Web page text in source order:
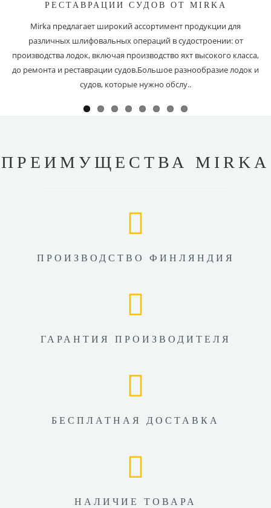
РЕСТАВРАЦИИ СУДОВ ОТ MIRKA
Mirka предлагает широкий ассортимент продукции для
различных шлифовальных операций в судостроении: от
производства лодок, включая производство яхт высокого класса,
до ремонта и реставрации судов.Большое разнообразие лодок и
судов, которые нужно обслу..
ПРЕИМУЩЕСТВА MIRKA
ПРОИЗВОДСТВО ФИНЛЯНДИЯ
ГАРАНТИЯ ПРОИЗВОДИТЕЛЯ
БЕСПЛАТНАЯ ДОСТАВКА
НАЛИЧИЕ ТОВАРА